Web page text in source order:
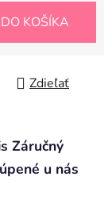
DO KOŠÍKA
Zdieľať
Záručný
u nás